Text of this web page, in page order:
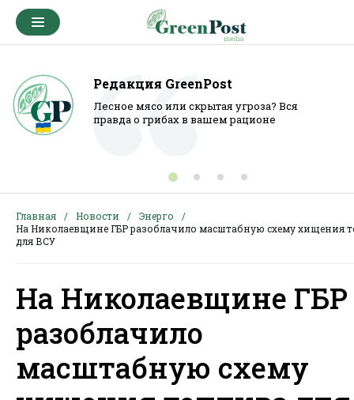
Редакция GreenPost
Лесное мясо или скрытая угроза? Вся
правда о грибах в вашем рационе
Главная Новости
Энерго
На Николаевщине ГБР разоблачило масштабную схему хищения
для ВСУ
На Николаевщине ГБР
разоблачило
масштабную схему